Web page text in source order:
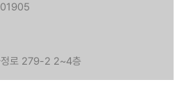
정로 279-2 2~4층